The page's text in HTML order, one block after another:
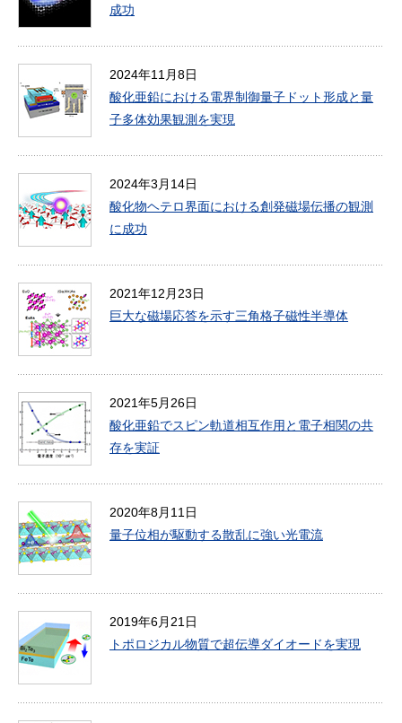
成功
2024年11月8日
酸化亜鉛における電界制御量子ドット形成と量
子多体効果観測を実現
2024年3月14日
酸化物ヘテロ界面における創発磁場伝播の観測
に成功
2021年12月23日
巨大な磁場応答を示す三角格子磁性半導体
2021年5月26日
酸化亜鉛でスピン軌道相互作用と電子相関の共
存を実証
2020年8月11日
量子位相が駆動する散乱に強い光電流
2019年6月21日
トポロジカル物質で超伝導ダイオードを実現